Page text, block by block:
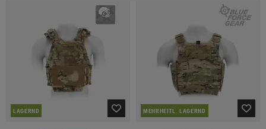
LAGERND MEHRHEITL. LAGERND